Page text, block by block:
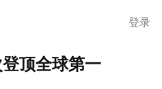
登录
顶全球第一